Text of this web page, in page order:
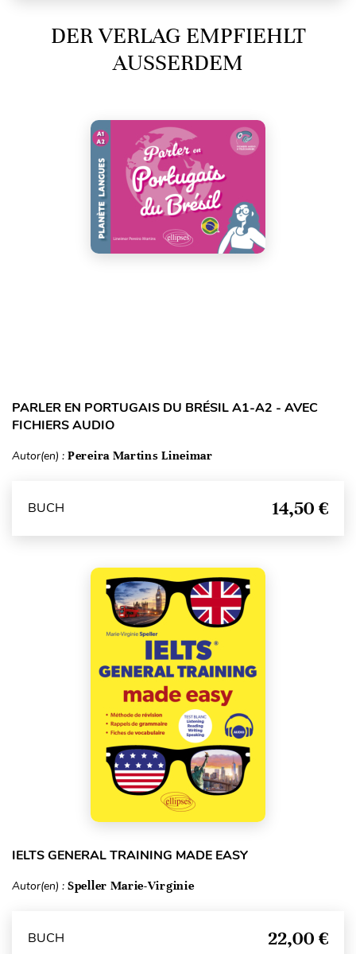
DER VERLAG EMPFIEHLT
AUSSERDEM
PARLER EN PORTUGAIS DU BRÉSIL A1-A2 - AVEC
FICHIERS AUDIO
Autor(en) : Pereira Martins Lineimar
BUCH 14,50 €
IELTS GENERAL TRAINING MADE EASY
Autor(en) : Speller Marie-Virginie
BUCH 22,00 €